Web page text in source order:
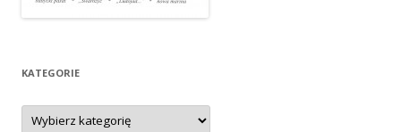
KATEGORIE
Kategorie